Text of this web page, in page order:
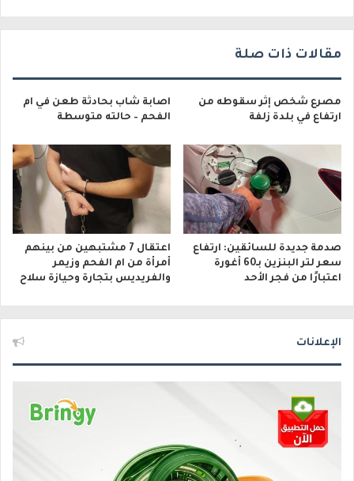
ي
مقالات ذات صلة
مصرع شخص إثر سقوطه من
ارتفاع في بلدة زلفة
اصابة شاب بحادثة طعن في ام
الفحم – حالته متوسطة
صدمة جديدة للسائقين: ارتفاع
سعر لتر البنزين بـ60 أغورة
اعتبارًا من فجر الأحد
اعتقال 7 مشتبهين من بينهم
أمرأة من ام الفحم وزيمر
والفريديس بتجارة وحيازة سلاح
الإعلانات